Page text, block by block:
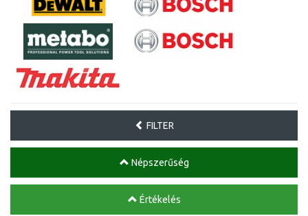
FILTER
Népszerűség
Értékelés